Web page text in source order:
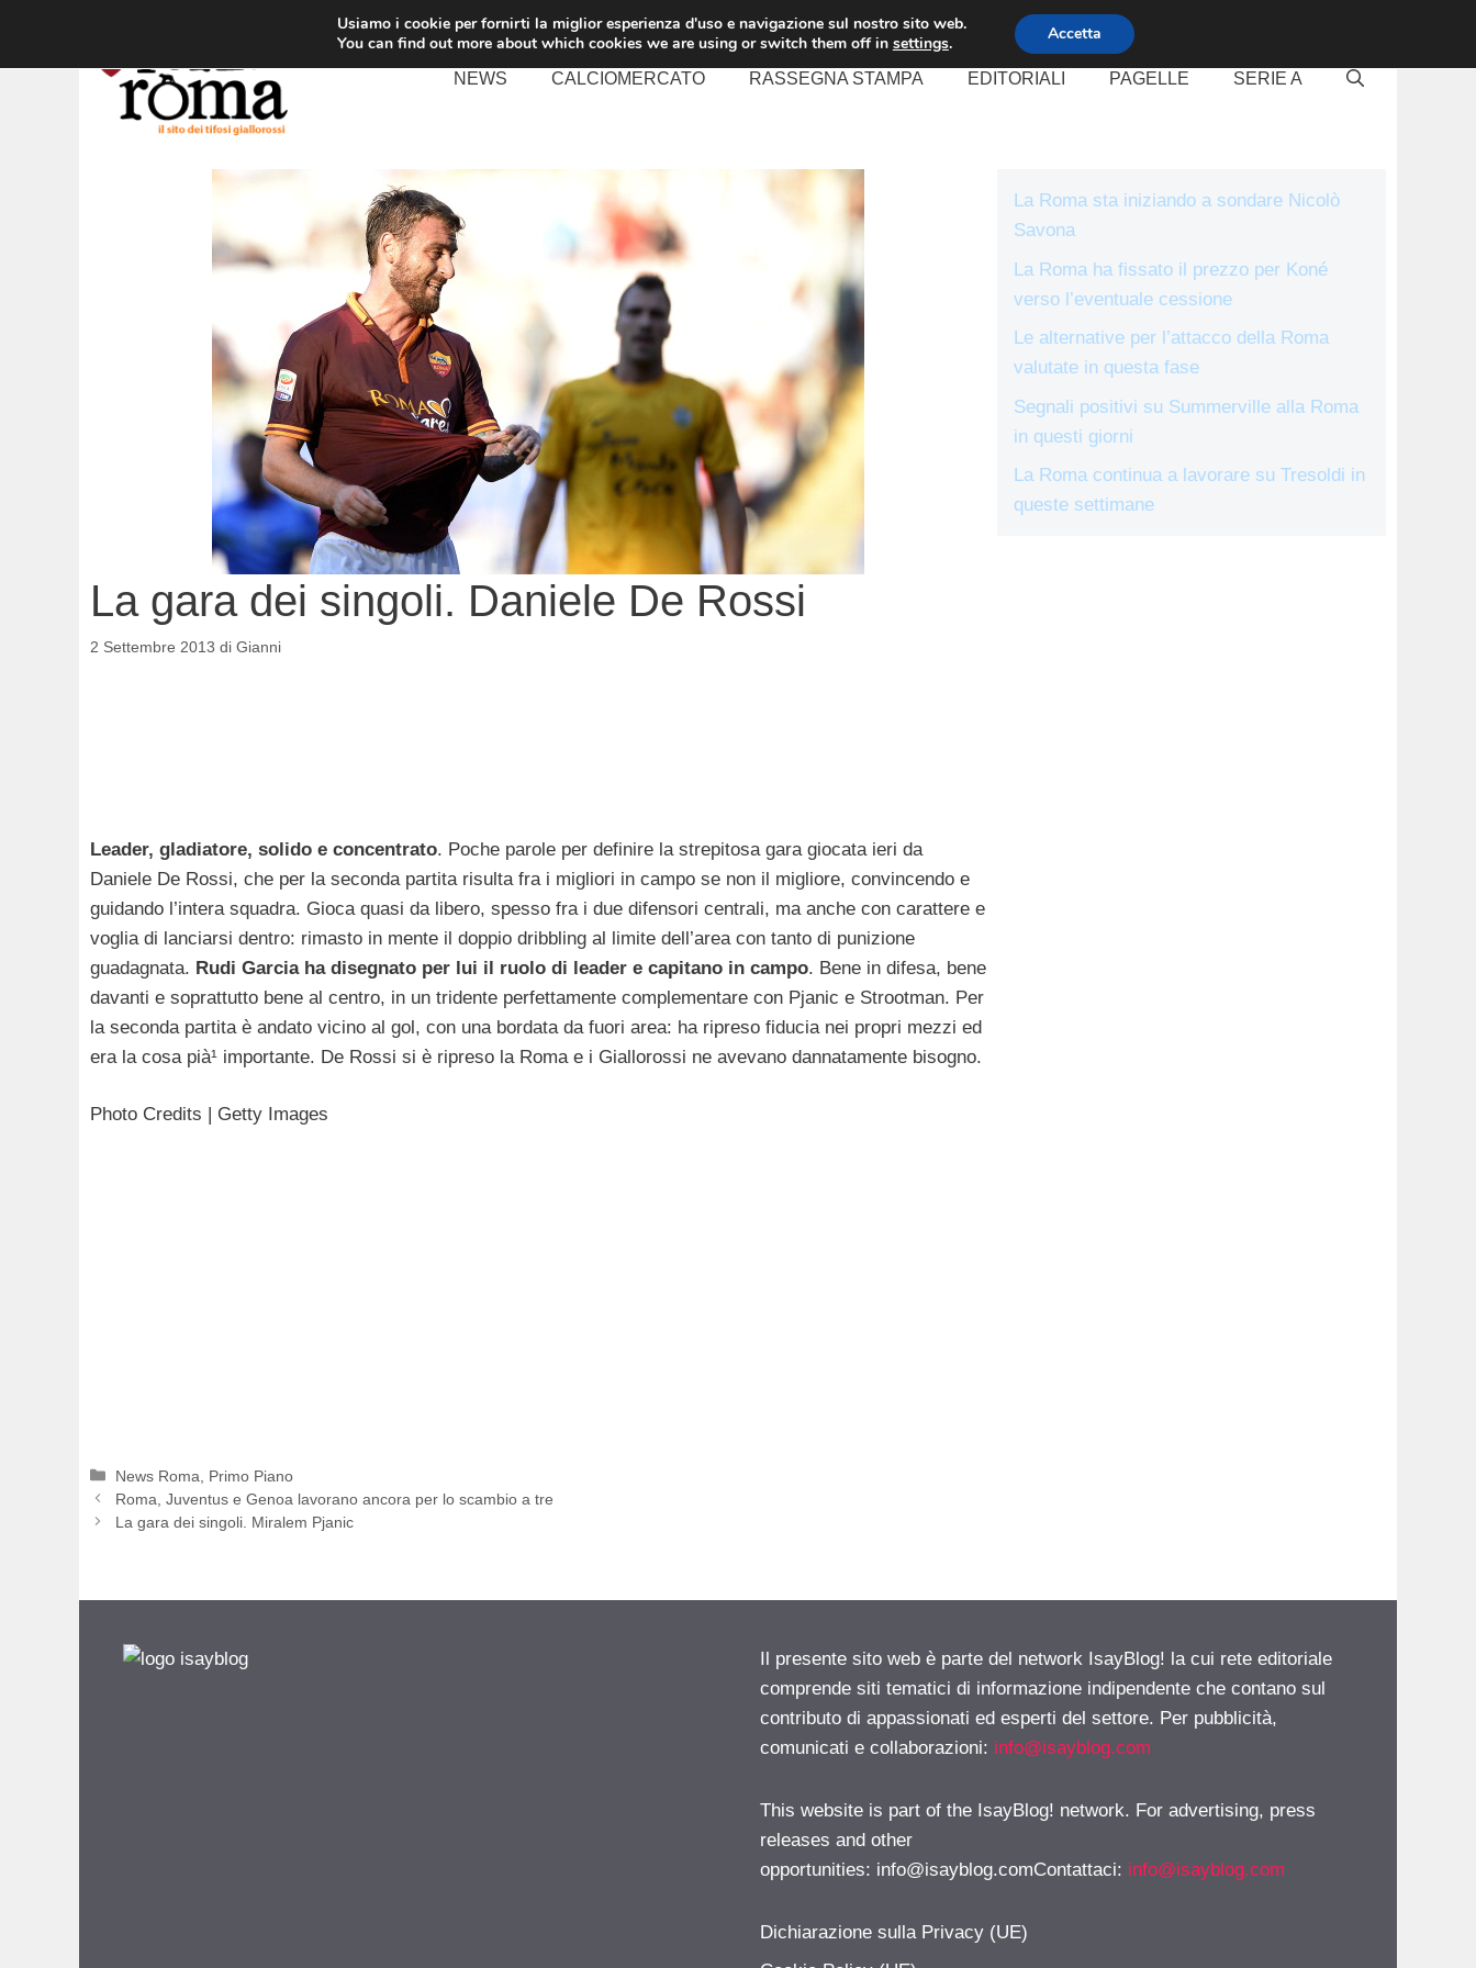
contenuto
NEWS CALCIOMERCATO RASSEGNA STAMPA EDITORIALI PAGELLE SERIE A
La gara dei singoli. Daniele De Rossi
2 Settembre 2013 di Gianni
Leader, gladiatore, solido e concentrato. Poche parole per definire la strepitosa gara giocata ieri da
Daniele De Rossi, che per la seconda partita risulta fra i migliori in campo se non il migliore, convincendo e
guidando l’intera squadra. Gioca quasi da libero, spesso fra i due difensori centrali, ma anche con carattere e
voglia di lanciarsi dentro: rimasto in mente il doppio dribbling al limite dell’area con tanto di punizione
guadagnata. Rudi Garcia ha disegnato per lui il ruolo di leader e capitano in campo. Bene in difesa, bene
davanti e soprattutto bene al centro, in un tridente perfettamente complementare con Pjanic e Strootman. Per
la seconda partita è andato vicino al gol, con una bordata da fuori area: ha ripreso fiducia nei propri mezzi ed
era la cosa pià¹ importante. De Rossi si è ripreso la Roma e i Giallorossi ne avevano dannatamente bisogno.
Photo Credits | Getty Images
Categorie
News Roma
Primo Piano
Roma, Juventus e Genoa lavorano ancora per lo scambio a tre
La gara dei singoli. Miralem Pjanic
La Roma sta iniziando a sondare Nicolò
Savona
La Roma ha fissato il prezzo per Koné
verso l’eventuale cessione
Le alternative per l’attacco della Roma
valutate in questa fase
Segnali positivi su Summerville alla Roma
in questi giorni
La Roma continua a lavorare su Tresoldi in
queste settimane
Il presente sito web è parte del network IsayBlog! la cui rete editoriale
comprende siti tematici di informazione indipendente che contano sul
contributo di appassionati ed esperti del settore. Per pubblicità,
comunicati e collaborazioni: info@isayblog.com
This website is part of the IsayBlog! network. For advertising, press
releases and other
opportunities: info@isayblog.comContattaci: info@isayblog.com
Dichiarazione sulla Privacy (UE)
Usiamo i cookie per fornirti la miglior esperienza d'uso e navigazione sul nostro sito web.
You can find out more about which cookies we are using or switch them off in settings. Accetta